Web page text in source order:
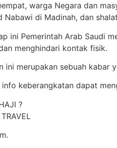
warga Negara dan
Nabawi di Madinah, dan
ini Pemerintah Arab Saudi
menghindari kontak fisik.
ini merupakan sebuah kabar
keberangkatan dapat
?